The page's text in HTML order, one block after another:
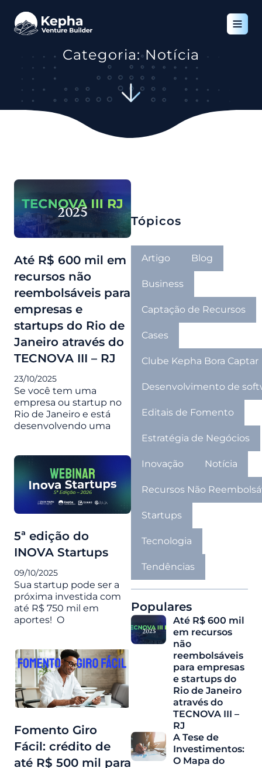
Categoria: Notícia
Até R$ 600 mil em
recursos não
reembolsáveis para
empresas e
startups do Rio de
Janeiro através do
TECNOVA III – RJ
23/10/2025
Se você tem uma
empresa ou startup no
Rio de Janeiro e está
desenvolvendo uma
5ª edição do
INOVA Startups
09/10/2025
Sua startup pode ser a
próxima investida com
até R$ 750 mil em
aportes! O
Fomento Giro
Fácil: crédito de
até R$ 500 mil para
Tópicos
Artigo Blog
Business
Captação de Recursos
Cases
Clube Kepha Bora Captar
Desenvolvimento de
Editais de Fomento
Estratégia de Negócios
Inovação Notícia
Recursos Não
Startups
Tecnologia
Tendências
Populares
Até R$ 600 mil
em recursos
não
reembolsáveis
para empresas
e startups do
Rio de Janeiro
através do
TECNOVA III –
RJ
A Tese de
Investimentos:
O Mapa do